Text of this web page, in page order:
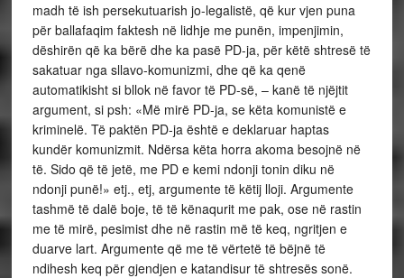
madh të ish persekutuarish jo-legalistë, që kur vjen puna
për ballafaqim faktesh në lidhje me punën, impenjimin,
dëshirën që ka bërë dhe ka pasë PD-ja, për këtë shtresë të
sakatuar nga sllavo-komunizmi, dhe që ka qenë
automatikisht si bllok në favor të PD-së, – kanë të njëjtit
argument, si psh: «Më mirë PD-ja, se këta komunistë e
kriminelë. Të paktën PD-ja është e deklaruar haptas
kundër komunizmit. Ndërsa këta horra akoma besojnë në
të. Sido që të jetë, me PD e kemi ndonji tonin diku në
ndonji punë!» etj., etj, argumente të këtij lloji. Argumente
tashmë të dalë boje, të të kënaqurit me pak, ose në rastin
me të mirë, pesimist dhe në rastin më të keq, ngritjen e
duarve lart. Argumente që me të vërtetë të bëjnë të
ndihesh keq për gjendjen e katandisur të shtresës sonë.